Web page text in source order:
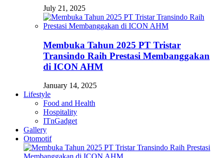
July 21, 2025
Membuka Tahun 2025 PT Tristar
Transindo Raih Prestasi Membanggakan
di ICON AHM
January 14, 2025
Lifestyle
Food and Health
Hospitality
ITnGadget
Gallery
Otomotif